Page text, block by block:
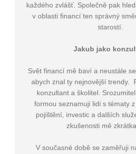
každého zvlášť. Společně pak
v oblasti financí ten správný
starostí.
Jakub jako
Svět financí mě baví a neustále
abych znal ty nejnovější trendy.
konzultant a školitel.
formou seznamuji lidi s tématy z
pojištění, investic a dalších
zkušenosti mě
V současné době se zaměřuji